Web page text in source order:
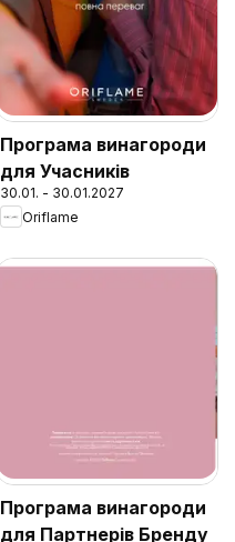
Програма винагороди
для Учасників
30.01. - 30.01.2027
Oriflame
Програма винагороди
для Партнерів Бренду